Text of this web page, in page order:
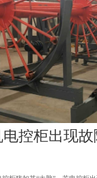
控柜出现